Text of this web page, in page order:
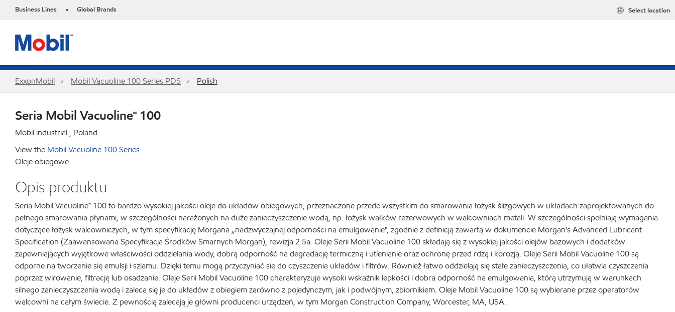
Business Lines • Global Brands Select location
ExxonMobil Mobil Vacuoline 100 Series PDS Polish
Seria Mobil Vacuoline™ 100
Mobil industrial , Poland
View the Mobil Vacuoline 100 Series
Oleje obiegowe
Opis produktu
Seria Mobil Vacuoline™ 100 to bardzo wysokiej jakości oleje do układów obiegowych, przeznaczone przede wszystkim do smarowania łożysk ślizgowych w układach zaprojektowanych do
pełnego smarowania płynami, w szczególności narażonych na duże zanieczyszczenie wodą, np. łożysk wałków rezerwowych w walcowniach metali. W szczególności spełniają wymagania
dotyczące łożysk walcowniczych, w tym specyfikację Morgana „nadzwyczajnej odporności na emulgowanie", zgodnie z definicją zawartą w dokumencie Morgan's Advanced Lubricant
Specification (Zaawansowana Specyfikacja Środków Smarnych Morgan), rewizja 2.5a. Oleje Serii Mobil Vacuoline 100 składają się z wysokiej jakości olejów bazowych i dodatków
zapewniających wyjątkowe właściwości oddzielania wody, dobrą odporność na degradację termiczną i utlenianie oraz ochronę przed rdzą i korozją. Oleje Serii Mobil Vacuoline 100 są
odporne na tworzenie się emulsji i szlamu. Dzięki temu mogą przyczyniać się do czyszczenia układów i filtrów. Również łatwo oddzielają się stałe zanieczyszczenia, co ułatwia czyszczenia
poprzez wirowanie, filtrację lub osadzanie. Oleje Serii Mobil Vacuoline 100 charakteryzuje wysoki wskaźnik lepkości i dobra odporność na emulgowania, którą utrzymują w warunkach
silnego zanieczyszczenia wodą i zaleca się je do układów z obiegiem zarówno z pojedynczym, jak i podwójnym, zbiornikiem. Oleje Mobil Vacuoline 100 są wybierane przez operatorów
walcowni na całym świecie. Z pewnością zalecają je główni producenci urządzeń, w tym Morgan Construction Company, Worcester, MA, USA.